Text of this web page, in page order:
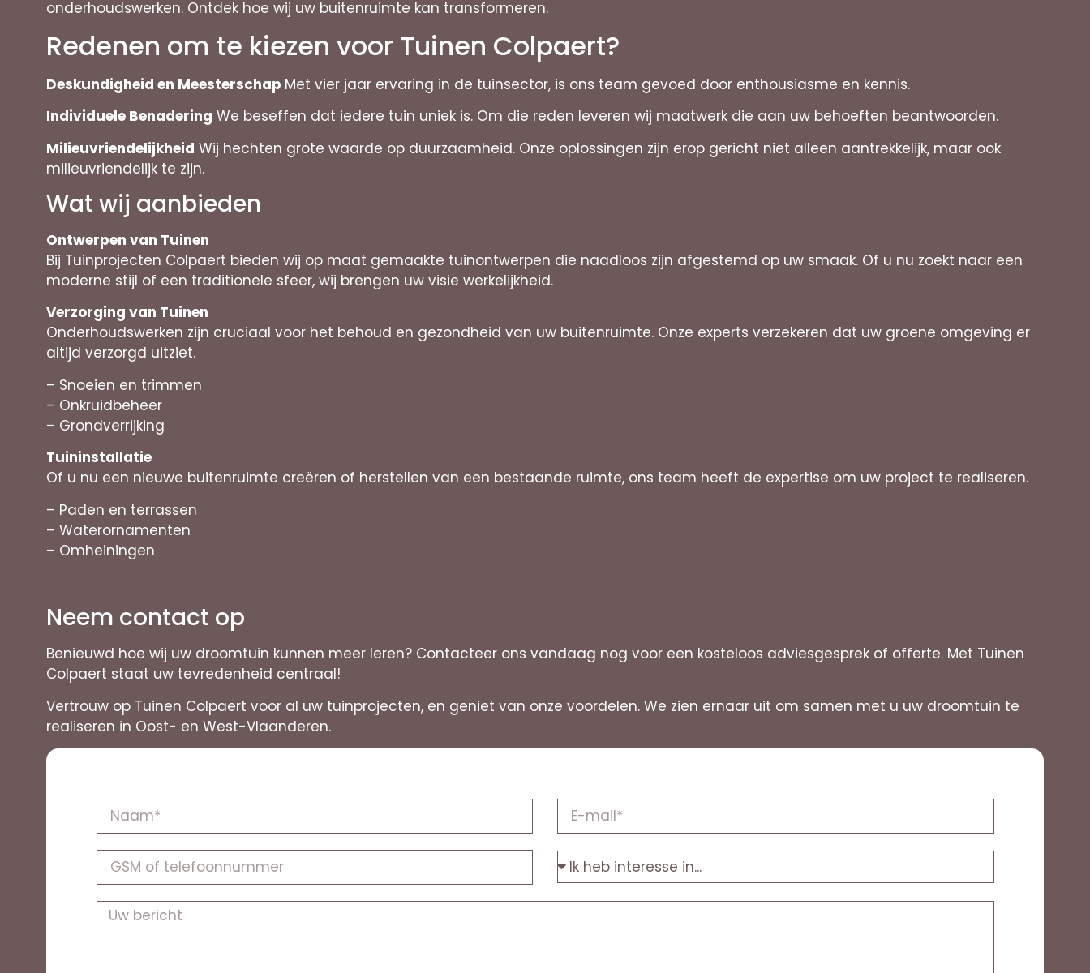
onderhoudswerken. Ontdek hoe wij uw buitenruimte kan transformeren.
Redenen om te kiezen voor Tuinen Colpaert?
Deskundigheid en Meesterschap Met vier jaar ervaring in de tuinsector, is ons team gevoed door enthousiasme en kennis.
Individuele Benadering We beseffen dat iedere tuin uniek is. Om die reden leveren wij maatwerk die aan uw behoeften beantwoorden.
Milieuvriendelijkheid Wij hechten grote waarde op duurzaamheid. Onze oplossingen zijn erop gericht niet alleen aantrekkelijk, maar ook
milieuvriendelijk te zijn.
Wat wij aanbieden
Ontwerpen van Tuinen
Bij Tuinprojecten Colpaert bieden wij op maat gemaakte tuinontwerpen die naadloos zijn afgestemd op uw smaak. Of u nu zoekt naar een
moderne stijl of een traditionele sfeer, wij brengen uw visie werkelijkheid.
Verzorging van Tuinen
Onderhoudswerken zijn cruciaal voor het behoud en gezondheid van uw buitenruimte. Onze experts verzekeren dat uw groene omgeving er
altijd verzorgd uitziet.
– Snoeien en trimmen
– Onkruidbeheer
– Grondverrijking
Tuininstallatie
Of u nu een nieuwe buitenruimte creëren of herstellen van een bestaande ruimte, ons team heeft de expertise om uw project te realiseren.
– Paden en terrassen
– Waterornamenten
– Omheiningen
Neem contact op
Benieuwd hoe wij uw droomtuin kunnen meer leren? Contacteer ons vandaag nog voor een kosteloos adviesgesprek of offerte. Met Tuinen
Colpaert staat uw tevredenheid centraal!
Vertrouw op Tuinen Colpaert voor al uw tuinprojecten, en geniet van onze voordelen. We zien ernaar uit om samen met u uw droomtuin te
realiseren in Oost- en West-Vlaanderen.